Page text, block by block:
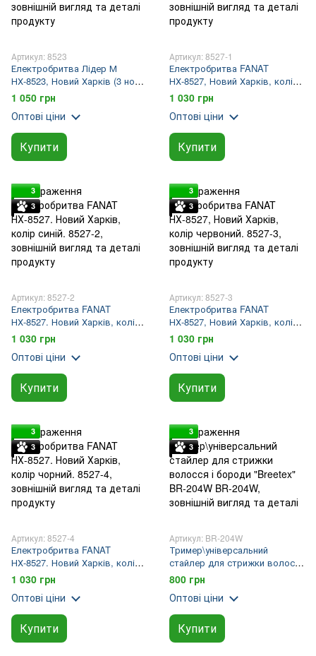
Артикул: 8523
Електробритва Лідер М
НХ-8523, Новий Харків (3 ножі,
мережа)
1 050 грн
Оптові ціни
Купити
Артикул: 8527-1
Електробритва FANAT
НХ-8527, Новий Харків, колір
металік.
1 030 грн
Оптові ціни
Купити
3
3
Артикул: 8527-2
Електробритва FANAT
НХ-8527. Новий Харків, колір
синій.
1 030 грн
Оптові ціни
Купити
3
3
Артикул: 8527-3
Електробритва FANAT
НХ-8527, Новий Харків, колір
червоний.
1 030 грн
Оптові ціни
Купити
3
3
Артикул: 8527-4
Електробритва FANAT
НХ-8527. Новий Харків, колір
чорний.
1 030 грн
Оптові ціни
Купити
3
3
Артикул: BR-204W
Тример\універсальний
стайлер для стрижки волосся
і бороди "Breetex" BR-204W
800 грн
Оптові ціни
Купити